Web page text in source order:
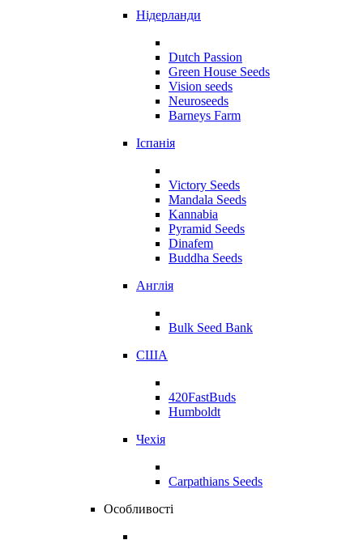
Нідерланди
Dutch Passion
Green House Seeds
Vision seeds
Neuroseeds
Barneys Farm
Іспанія
Victory Seeds
Mandala Seeds
Kannabia
Pyramid Seeds
Dinafem
Buddha Seeds
Англія
Bulk Seed Bank
США
420FastBuds
Humboldt
Чехія
Carpathians Seeds
Особливості